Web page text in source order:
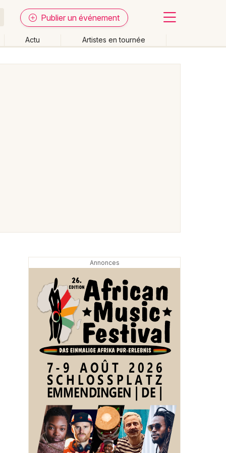
Publier un événement
Actu Artistes en tournée